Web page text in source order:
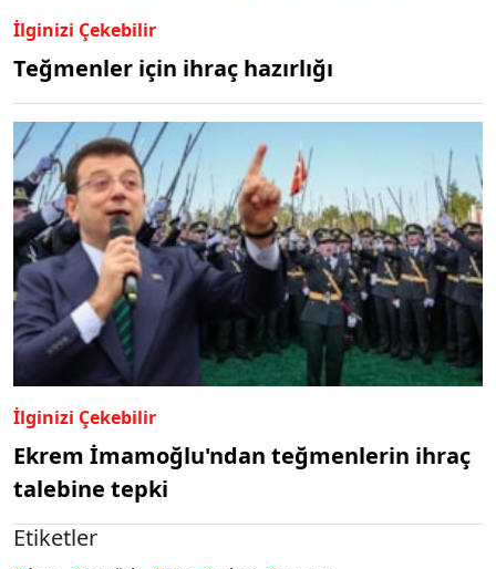
İlginizi Çekebilir
Teğmenler için ihraç hazırlığı
İlginizi Çekebilir
Ekrem İmamoğlu'ndan teğmenlerin ihraç
talebine tepki
Etiketler